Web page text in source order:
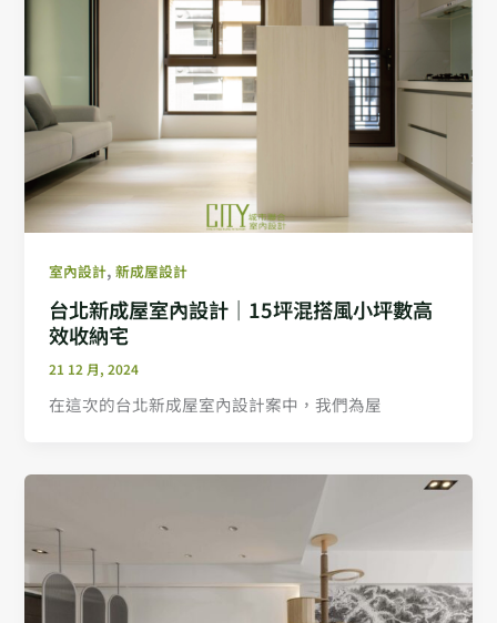
室內設計,新成屋設計
台北新成屋室內設計｜15坪混搭風小坪數高
效收納宅
21 12 月, 2024
在這次的台北新成屋室內設計案中，我們為屋